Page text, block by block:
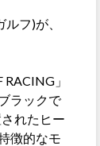
フ)が、
」
ラックで
れたヒー
徴的なモ